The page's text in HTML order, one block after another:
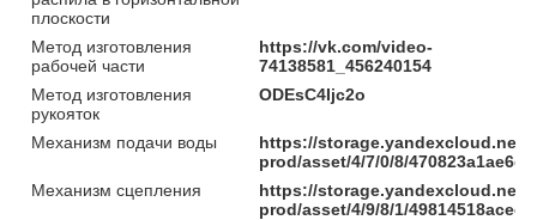
плоскости
Метод изготовления
рабочей части
https://vk.com/video-
74138581_456240154
Метод изготовления
рукояток
ODEsC4Ijc2o
Механизм подачи воды
https://storage.yandexcloud.net/
prod/asset/4/7/0/8/
Механизм сцепления
https://storage.yandexcloud.net/
prod/asset/4/9/8/1/